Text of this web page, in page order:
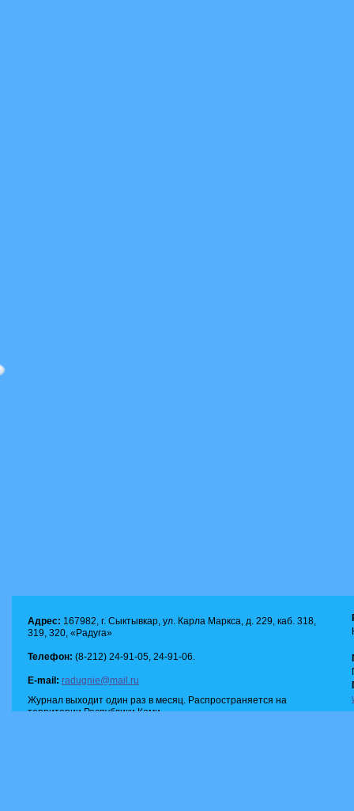
Адрес: 167982, г. Сыктывкар, ул. Карла Маркса, д. 229, каб. 318,
319, 320, «Радуга»
Телефон: (8-212) 24-91-05, 24-91-06.
E-mail: radugnie@mail.ru
Журнал выходит один раз в месяц. Распространяется на
территории Республики Коми.